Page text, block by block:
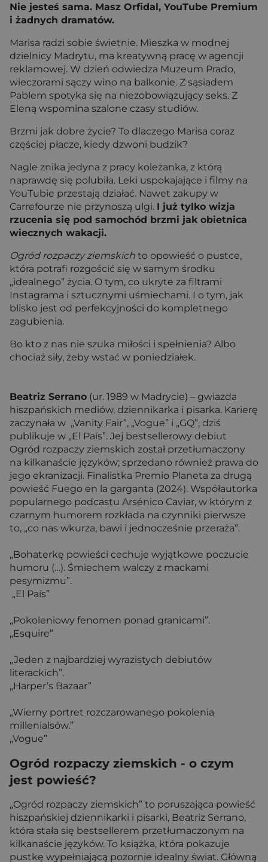
Nie jesteś sama. Masz Orfidal, YouTube Premium
i żadnych dramatów.
Marisa radzi sobie świetnie. Mieszka w modnej
dzielnicy Madrytu, ma kreatywną pracę w agencji
reklamowej. W dzień odwiedza Muzeum Prado,
wieczorami sączy wino na balkonie. Z sąsiadem
Pablem spotyka się na niezobowiązujący seks. Z
Eleną wspomina szalone czasy studiów.
Brzmi jak dobre życie? To dlaczego Marisa coraz
częściej płacze, kiedy dzwoni budzik?
Nagle znika jedyna z pracy koleżanka, z którą
naprawdę się polubiła. Leki uspokajające i filmy na
YouTubie przestają działać. Nawet zakupy w
Carrefourze nie przynoszą ulgi. I już tylko wizja
rzucenia się pod samochód brzmi jak obietnica
wiecznych wakacji.
Ogród rozpaczy ziemskich to opowieść o pustce,
która potrafi rozgościć się w samym środku
„idealnego” życia. O tym, co ukryte za filtrami
Instagrama i sztucznymi uśmiechami. I o tym, jak
blisko jest od perfekcyjności do kompletnego
zagubienia.
Bo kto z nas nie szuka miłości i spełnienia? Albo
chociaż siły, żeby wstać w poniedziałek.
Beatriz Serrano (ur. 1989 w Madrycie) – gwiazda
hiszpańskich mediów, dziennikarka i pisarka. Karierę
zaczynała w „Vanity Fair”, „Vogue” i „GQ”, dziś
publikuje w „El País”. Jej bestsellerowy debiut
Ogród rozpaczy ziemskich został przetłumaczony
na kilkanaście języków; sprzedano również prawa do
jego ekranizacji. Finalistka Premio Planeta za drugą
powieść Fuego en la garganta (2024). Współautorka
popularnego podcastu Arsénico Caviar, w którym z
czarnym humorem rozkłada na czynniki pierwsze
to, „co nas wkurza, bawi i jednocześnie przeraża”.
„Bohaterkę powieści cechuje wyjątkowe poczucie
humoru (…). Śmiechem walczy z mackami
pesymizmu”.
„El País”
„Pokoleniowy fenomen ponad granicami”.
„Esquire”
„Jeden z najbardziej wyrazistych debiutów
literackich”.
„Harper’s Bazaar”
„Wierny portret rozczarowanego pokolenia
millenialsów.”
„Vogue”
Ogród rozpaczy ziemskich - o czym
jest powieść?
„Ogród rozpaczy ziemskich” to poruszająca powieść
hiszpańskiej dziennikarki i pisarki, Beatriz Serrano,
która stała się bestsellerem przetłumaczonym na
kilkanaście języków. To książka, która pokazuje
pustkę wypełniającą pozornie idealny świat. Główną